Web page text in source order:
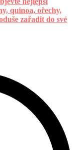
quinoa, ořechy,
zařadit do své